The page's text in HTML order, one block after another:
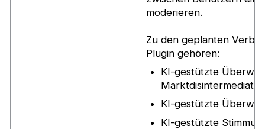
moderieren.
Zu den geplanten
Plugin gehören:
KI-gestützte
KI-gestützte
KI-gestützte